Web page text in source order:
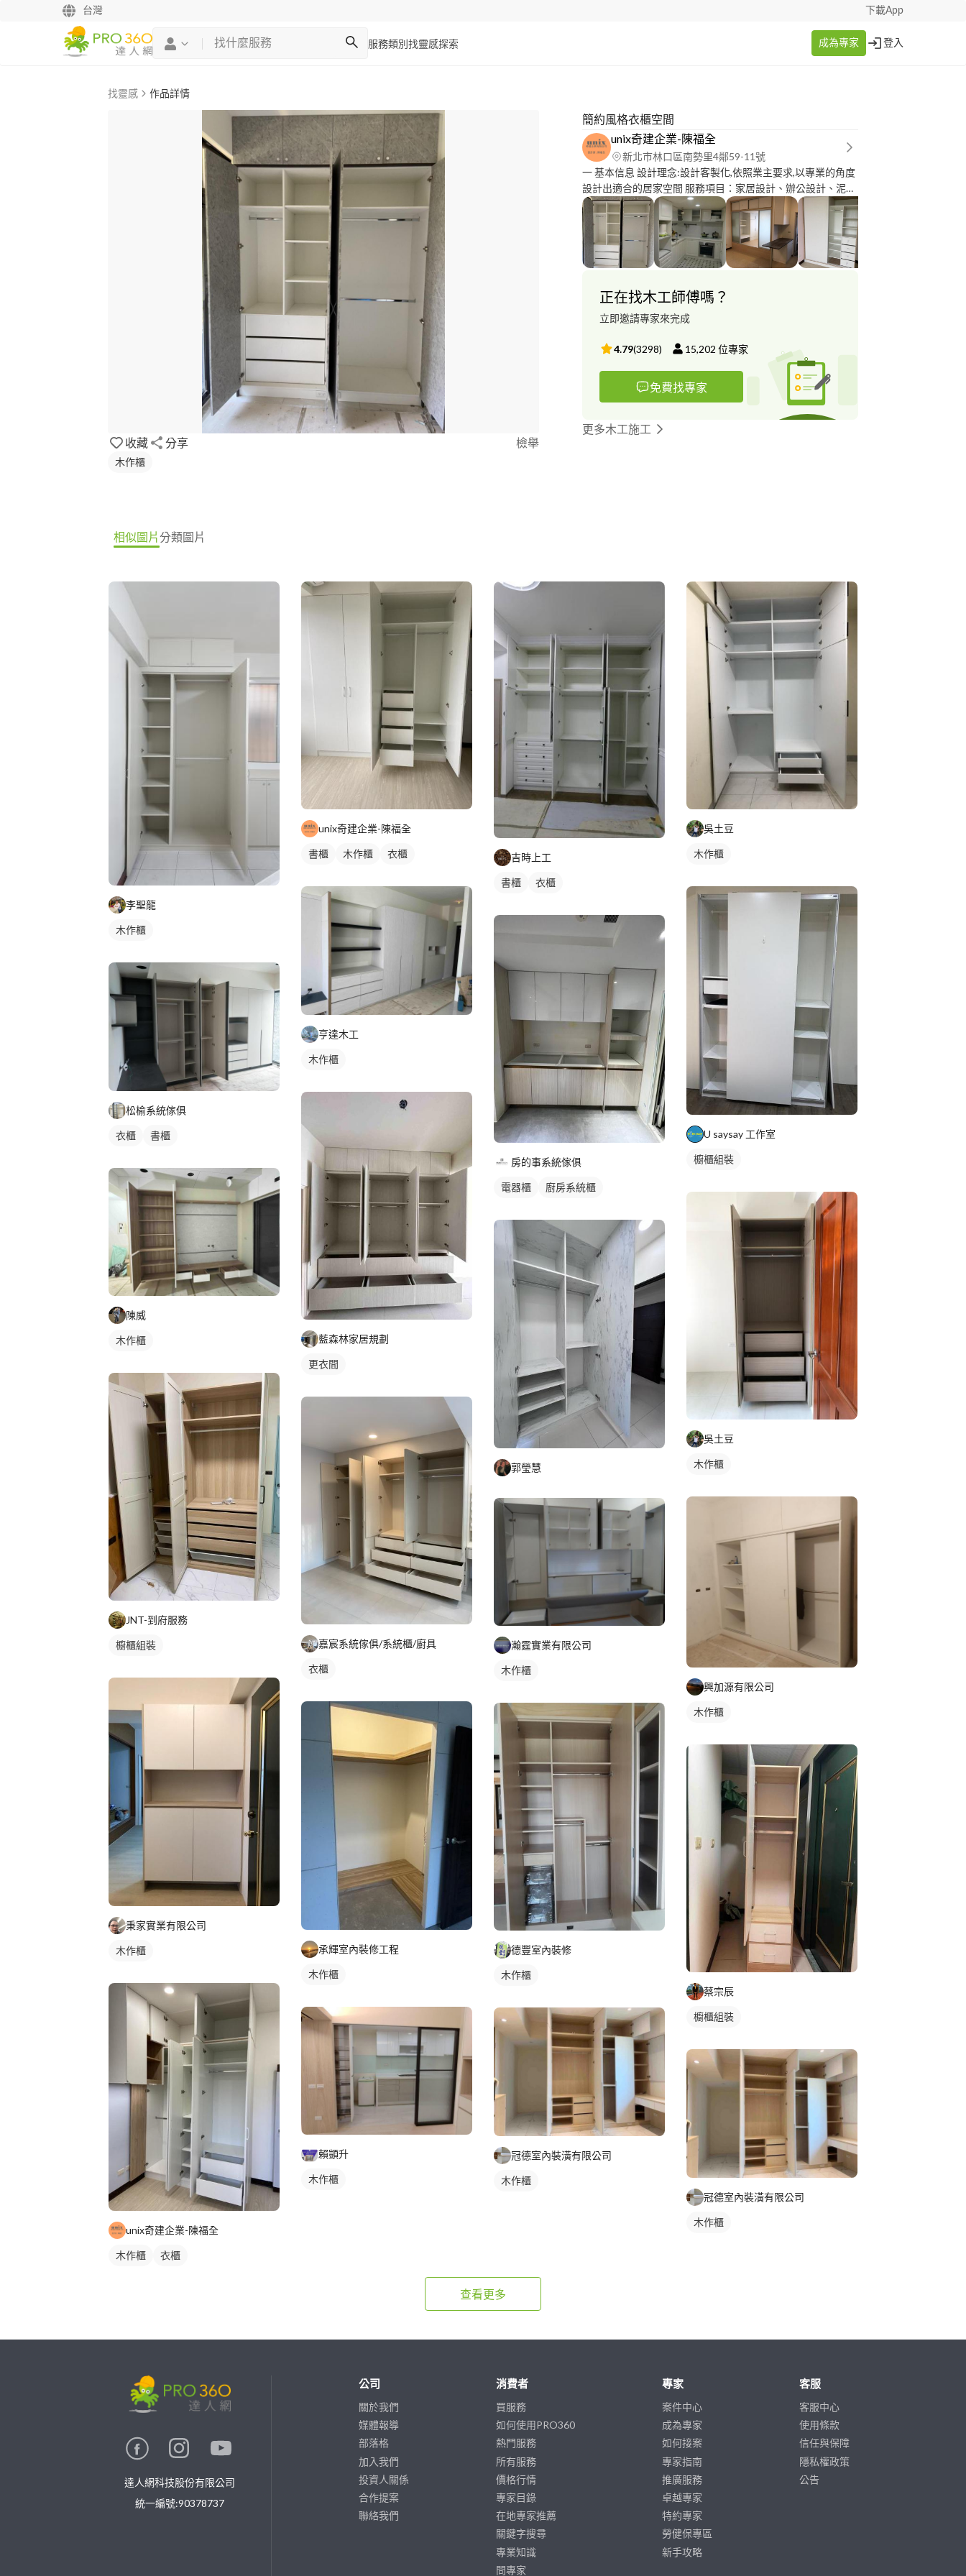
台灣 下載App
服務類別 找靈感探索 成為專家 登入
找靈感 作品詳情
收藏 分享 檢舉
木作櫃
簡約風格衣櫃空間
unix奇建企業-陳福全
新北市林口區南勢里4鄰59-11號
一 基本信息 設計理念:設計客製化,依照業主要求,以專業的角度
設計出適合的居家空間 服務項目：家居設計、辦公設計、泥
作、水電、木作、油漆、系統家具廚具訂製、工程統包 服務區
域：台北市、新北市、桃園市、基隆市 全區皆可 承接預算：5
萬~300萬 服務費用 考量各案狀況不同 歡迎直接來電諮詢~ 官
方網站: https://www.unixs.com.tw/ 二 服務流程 1.免費專業
諮詢 可先來電向設計師諮詢相關裝潢事宜 2.免費現場丈量 服
根據業主的需求,以專業的角度量身規劃兼具實用和美觀性的設
計 4.免費報價 在與業主溝通之後提供初步的報價服務 5.報價
7.施工完成 業主驗收 業主驗收無誤後 完工交屋
正在找木工師傅嗎？
立即邀請專家來完成
4.79(3298) 15,202 位專家
免費找專家
更多木工施工
相似圖片分類圖片
李聖龍
木作櫃
松榆系統傢俱
衣櫃 書櫃
陳威
木作櫃
JNT-到府服務
櫥櫃組裝
秉家實業有限公司
木作櫃
unix奇建企業-陳福全
木作櫃 衣櫃
unix奇建企業-陳福全
書櫃 木作櫃 衣櫃
亨達木工
木作櫃
藍森林家居規劃
更衣間
嘉宸系統傢俱/系統櫃/廚具
衣櫃
承輝室內裝修工程
木作櫃
賴顗升
木作櫃
吉時上工
書櫃 衣櫃
房的事系統傢俱
電器櫃 廚房系統櫃
郭瑩慧
瀚霆實業有限公司
木作櫃
德豐室內裝修
木作櫃
冠德室內裝潢有限公司
木作櫃
吳土豆
木作櫃
U saysay 工作室
櫥櫃組裝
吳土豆
木作櫃
興加源有限公司
木作櫃
蔡宗辰
櫥櫃組裝
冠德室內裝潢有限公司
木作櫃
查看更多
達人網科技股份有限公司
統一編號:90378737
公司
關於我們
媒體報導
部落格
加入我們
投資人關係
合作提案
聯絡我們
消費者
買服務
如何使用PRO360
熱門服務
所有服務
價格行情
專家目錄
在地專家推薦
關鍵字搜尋
專業知識
問專家
專家
案件中心
成為專家
如何接案
專家指南
推廣服務
卓越專家
特約專家
勞健保專區
新手攻略
客服
客服中心
使用條款
信任與保障
隱私權政策
公告